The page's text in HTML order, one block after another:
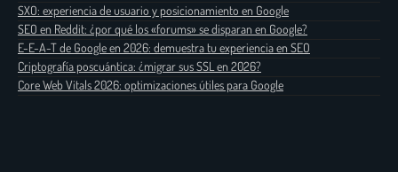
SXO: experiencia de usuario y posicionamiento en Google
SEO en Reddit: ¿por qué los «forums» se disparan en Google?
E-E-A-T de Google en 2026: demuestra tu experiencia en SEO
Criptografía poscuántica: ¿migrar sus SSL en 2026?
Core Web Vitals 2026: optimizaciones útiles para Google